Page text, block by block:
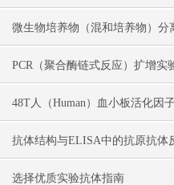
微生物培养物（混和培养物）分
化主要方法介绍
PCR（聚合酶链式反应）扩增实
法详述
48T人（Human）血小板活化因
（PAF） ELISA 检测试剂盒说明
抗体结构与ELISA中的抗原抗体
解读
选择优质实验抗体指南